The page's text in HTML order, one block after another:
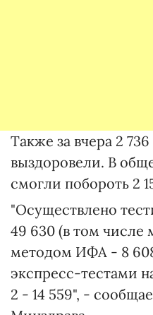
Также за вчера 2
выздоровели. В
смогли побороть 2
"Осуществлено
49 630 (в том
методом ИФА - 8
экспресс-тестами
2 - 14 559", -